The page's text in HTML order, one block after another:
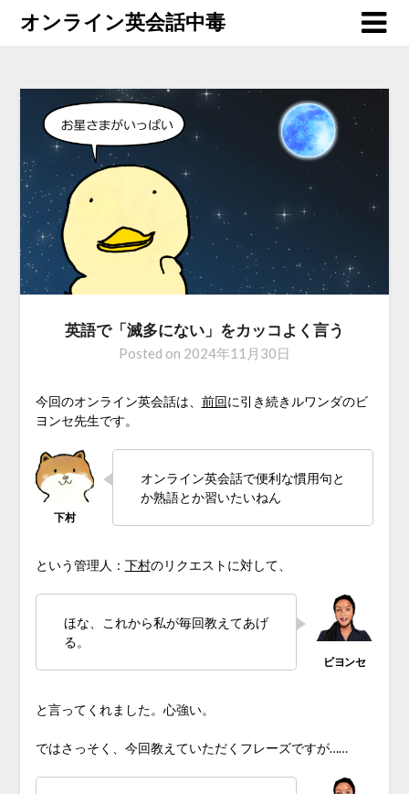
オンライン英会話中毒
英語で「滅多にない」をカッコよく言う
Posted on 2024年11月30日
今回のオンライン英会話は、 前回に引き続きルワンダのビ
ヨンセ先生です。
オンライン英会話で便利な慣用句と
か熟語とか習いたいねん
という管理人： 下村のリクエストに対して、
ほな、これから私が毎回教えてあげ
る。
と言ってくれました。心強い。
ではさっそく、今回教えていただくフレーズですが……